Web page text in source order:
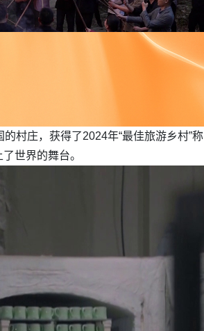
村庄，获得了2024年“最佳旅游乡村”
世界的舞台。